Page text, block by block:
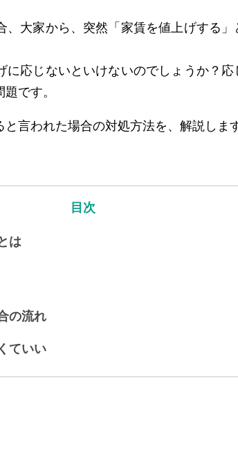
大家から、突然「家賃を値上げする」
に応じないといけないのでしょうか？
です。
言われた場合の対処方法を、解説します
目次
は
の流れ
ていい